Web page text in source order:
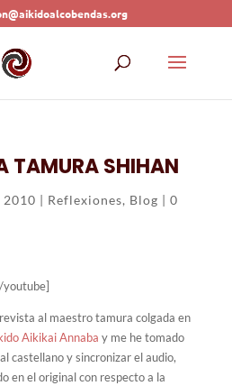
TAMURA SHIHAN
2010 | Reflexiones, Blog | 0
al maestro tamura colgada en
Aikikai Annaba y me he tomado
castellano y sincronizar el audio,
en el original con respecto a la